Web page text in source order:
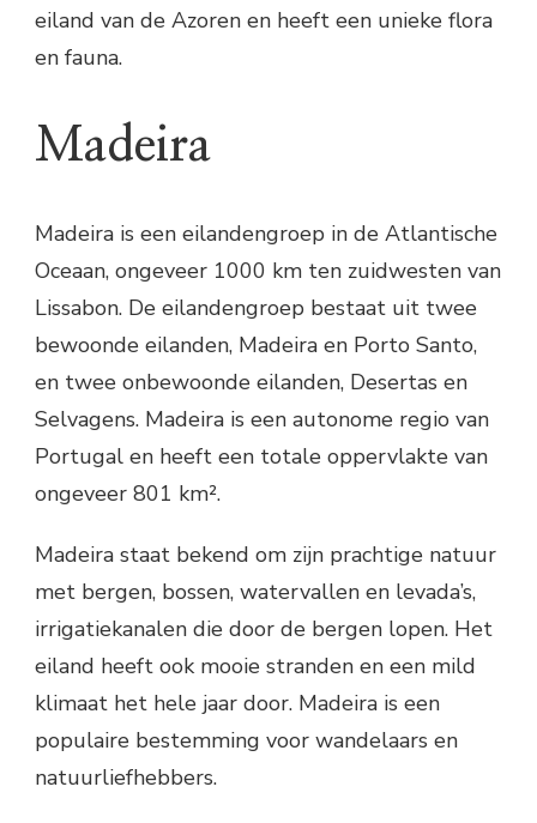
eiland van de Azoren en heeft een unieke flora
en fauna.
Madeira
Madeira is een eilandengroep in de Atlantische
Oceaan, ongeveer 1000 km ten zuidwesten van
Lissabon. De eilandengroep bestaat uit twee
bewoonde eilanden, Madeira en Porto Santo,
en twee onbewoonde eilanden, Desertas en
Selvagens. Madeira is een autonome regio van
Portugal en heeft een totale oppervlakte van
ongeveer 801 km².
Madeira staat bekend om zijn prachtige natuur
met bergen, bossen, watervallen en levada’s,
irrigatiekanalen die door de bergen lopen. Het
eiland heeft ook mooie stranden en een mild
klimaat het hele jaar door. Madeira is een
populaire bestemming voor wandelaars en
natuurliefhebbers.